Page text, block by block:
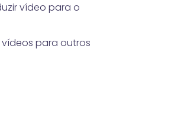
vídeo para o
para outros